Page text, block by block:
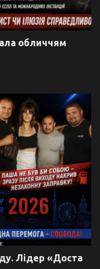
обличчям
Лідер «Доста